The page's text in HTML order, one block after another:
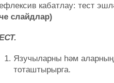
кабатлау: тест
слайдлар)
Язучыларны һәм
тоташтырырга.